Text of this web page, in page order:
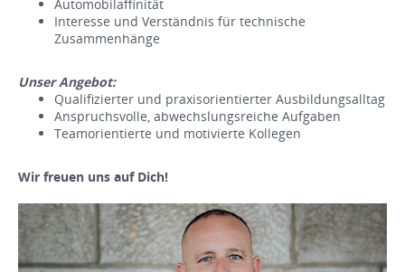
Automobilaffinität
Interesse und Verständnis für technische
Zusammenhänge
Unser Angebot:
Qualifizierter und praxisorientierter Ausbildungsalltag
Anspruchsvolle, abwechslungsreiche Aufgaben
Teamorientierte und motivierte Kollegen
Wir freuen uns auf Dich!